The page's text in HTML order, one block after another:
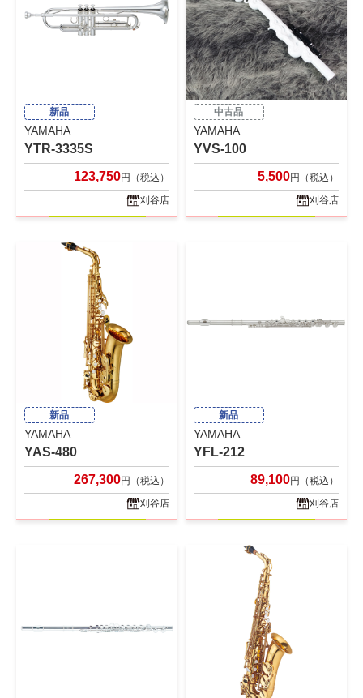
新品
YAMAHA
YTR-3335S
123,750円（税込）
刈谷店
中古品
YAMAHA
YVS-100
5,500円（税込）
刈谷店
新品
YAMAHA
YAS-480
267,300円（税込）
刈谷店
新品
YAMAHA
YFL-212
89,100円（税込）
刈谷店